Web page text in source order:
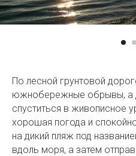
По лесной грунтовой
южнобережные обрывы, а
спуститься в живописное
хорошая погода и
на дикий пляж под
вдоль моря, а затем